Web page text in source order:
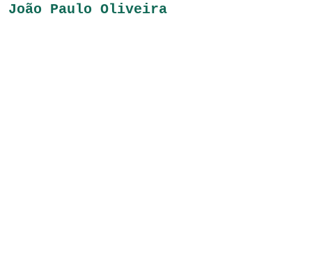
João Paulo Oliveira